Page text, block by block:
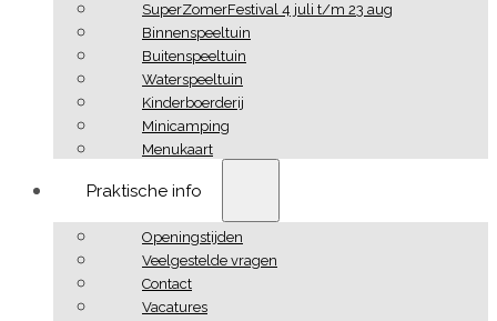
SuperZomerFestival 4 juli t/m 23 aug
Binnenspeeltuin
Buitenspeeltuin
Waterspeeltuin
Kinderboerderij
Minicamping
Menukaart
Praktische info
Openingstijden
Veelgestelde vragen
Contact
Vacatures